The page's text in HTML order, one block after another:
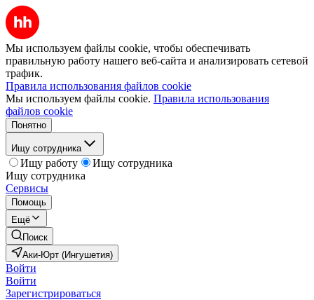
Мы используем файлы cookie, чтобы обеспечивать
правильную работу нашего веб-сайта и анализировать сетевой
трафик.
Правила использования файлов cookie
Мы используем файлы cookie. Правила использования
файлов cookie
Понятно
Ищу сотрудника
Ищу работу
Ищу сотрудника
Ищу сотрудника
Сервисы
Помощь
Ещё
Поиск
Аки-Юрт (Ингушетия)
Войти
Войти
Зарегистрироваться